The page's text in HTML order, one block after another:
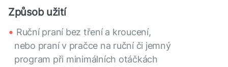
Způsob užití
Ruční praní bez tření a kroucení,
nebo praní v pračce na ruční či jemný
program při minimálních otáčkách